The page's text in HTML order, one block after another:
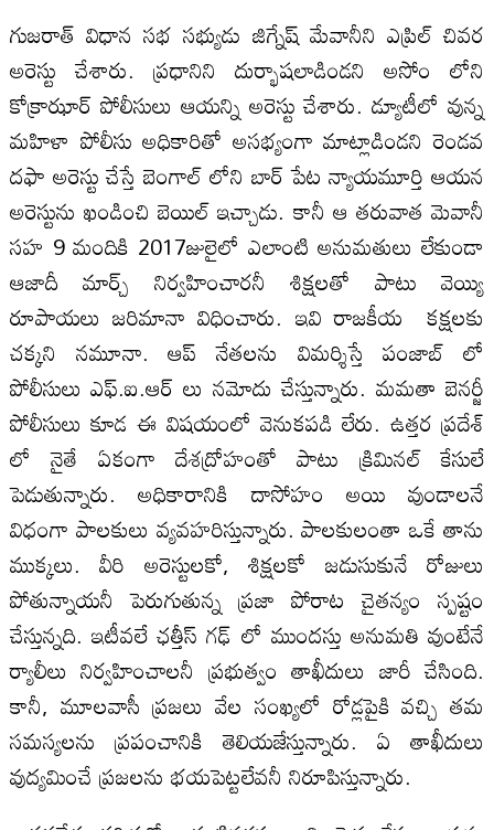
గుజరాత్ విధాన సభ సభ్యుడు జిగ్నేష్ మేవానీని ఎప్రిల్ చివర
అరెస్టు చేశారు. ప్రధానిని దుర్భాషలాడిండని అసోం లోని
కోక్రాఝార్ పోలీసులు ఆయన్ని అరెస్టు చేశారు. డ్యూటీలో వున్న
మహిళా పోలీసు అధికారితో అసభ్యంగా మాట్లాడిండని రెండవ
దఫా అరెస్టు చేస్తే బెంగాల్ లోని బార్ పేట న్యాయమూర్తి ఆయన
అరెస్టును ఖండించి బెయిల్ ఇచ్చాడు. కానీ ఆ తరువాత మెవానీ
సహ 9 మందికి 2017జులైలో ఎలాంటి అనుమతులు లేకుండా
ఆజాదీ మార్చ్ నిర్వహించారనీ శిక్షలతో పాటు వెయ్యి
రూపాయలు జరిమానా విధించారు. ఇవి రాజకీయ కక్షలకు
చక్కని నమూనా. ఆప్ నేతలను విమర్శిస్తే పంజాబ్ లో
పోలీసులు ఎఫ్.ఐ.ఆర్ లు నమోదు చేస్తున్నారు. మమతా బెనర్జీ
పోలీసులు కూడ ఈ విషయంలో వెనుకపడి లేరు. ఉత్తర ప్రదేశ్
లో నైతే ఏకంగా దేశద్రోహంతో పాటు క్రిమినల్ కేసులే
పెడుతున్నారు. అధికారానికి దాసోహం అయి వుండాలనే
విధంగా పాలకులు వ్యవహరిస్తున్నారు. పాలకులంతా ఒకే తాను
ముక్కలు. వీరి అరెస్టులకో, శిక్షలకో జడుసుకునే రోజులు
పోతున్నాయనీ పెరుగుతున్న ప్రజా పోరాట చైతన్యం స్పష్టం
చేస్తున్నది. ఇటీవలే ఛత్తీస్ గఢ్ లో ముందస్తు అనుమతి వుంటేనే
ర్యాలీలు నిర్వహించాలనీ ప్రభుత్వం తాఖీదులు జారీ చేసింది.
కానీ, మూలవాసీ ప్రజలు వేల సంఖ్యలో రోడ్లపైకి వచ్చి తమ
సమస్యలను ప్రపంచానికి తెలియజేస్తున్నారు. ఏ తాఖీదులు
వుద్యమించే ప్రజలను భయపెట్టలేవనీ నిరూపిస్తున్నారు.